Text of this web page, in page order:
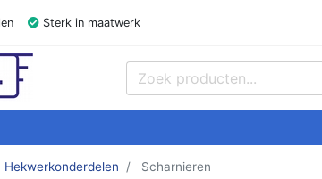
Sterk in maatwerk
Balk, Buizen Plat, Strippen, Plaat en meer!
Hekwerkonderdelen Scharnieren